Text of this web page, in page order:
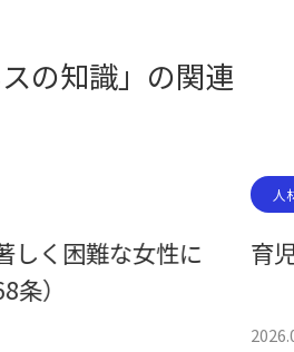
スの知識」の関連
しく困難な女性に
）
人
育